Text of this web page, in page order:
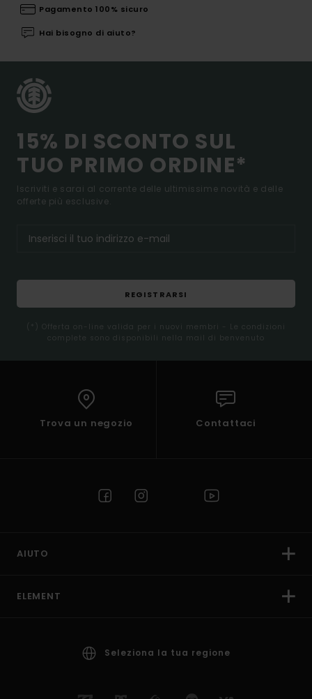
Pagamento 100% sicuro
Hai bisogno di aiuto?
15% DI SCONTO SUL
TUO PRIMO ORDINE*
Iscriviti e sarai al corrente delle ultimissime novità e delle
offerte più esclusive.
REGISTRARSI
(*) Offerta on-line valida per i nuovi membri - Le condizioni
complete sono disponibili nella mail di benvenuto
Trova un negozio Contattaci
AIUTO
ELEMENT
Seleziona la tua regione